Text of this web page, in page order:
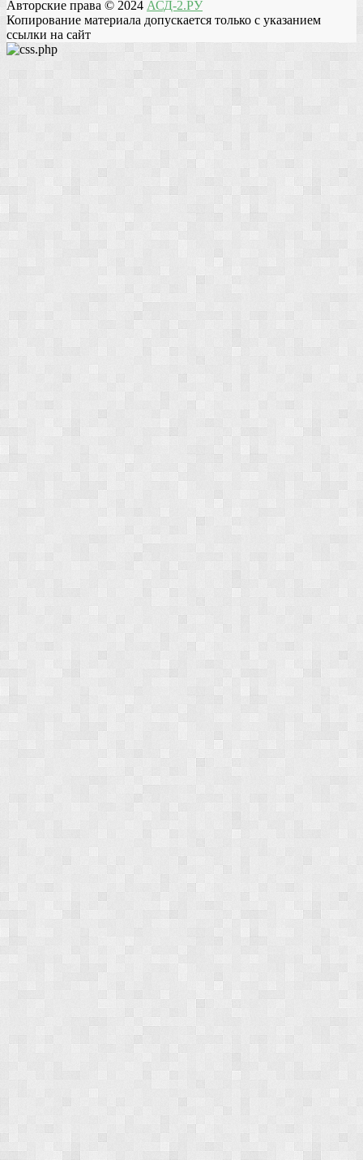
Авторские права © 2024 АСД-2.РУ
Копирование материала допускается только с указанием
ссылки на сайт